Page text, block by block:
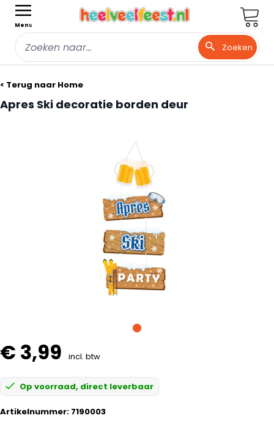
Menu
Zoeken
< Terug naar Home
Apres Ski decoratie borden deur
€ 3,99 incl. btw
Op voorraad, direct leverbaar
Artikelnummer: 7190003